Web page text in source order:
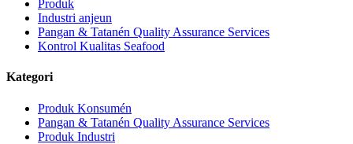
Produk
Industri anjeun
Pangan & Tatanén Quality Assurance Services
Kontrol Kualitas Seafood
Kategori
Produk Konsumén
Pangan & Tatanén Quality Assurance Services
Produk Industri